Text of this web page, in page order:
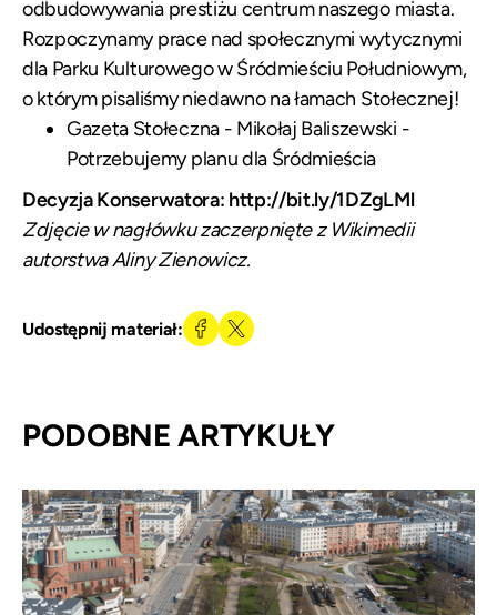
odbudowywania prestiżu centrum naszego miasta.
Rozpoczynamy prace nad społecznymi wytycznymi
dla Parku Kulturowego w Śródmieściu Południowym,
o którym pisaliśmy niedawno na łamach Stołecznej!
Gazeta Stołeczna - Mikołaj Baliszewski -
Potrzebujemy planu dla Śródmieścia
Decyzja Konserwatora: http://bit.ly/1DZgLMl
Zdjęcie w nagłówku zaczerpnięte zWikimedii
autorstwaAliny Zienowicz.
Udostępnij materiał:
PODOBNE ARTYKUŁY